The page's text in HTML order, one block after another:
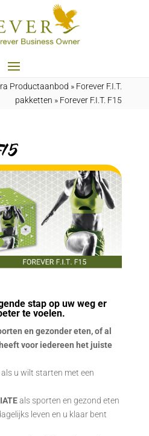
Productaanbod » Forever F.I.T.
pakketten » Forever F.I.T. F15
stap op uw weg er
te voelen.
en gezonder eten, of al
voor iedereen het juiste
u wilt starten met een
als sporten en gezond eten
leven en u klaar bent